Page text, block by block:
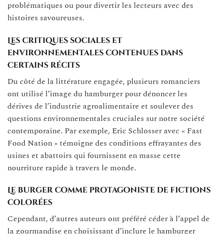
problématiques ou pour divertir les lecteurs avec des
histoires savoureuses.
Les critiques sociales et
environnementales contenues dans
certains récits
Du côté de la littérature engagée, plusieurs romanciers
ont utilisé l’image du hamburger pour dénoncer les
dérives de l’industrie agroalimentaire et soulever des
questions environnementales cruciales sur notre société
contemporaine. Par exemple, Eric Schlosser avec « Fast
Food Nation » témoigne des conditions effrayantes des
usines et abattoirs qui fournissent en masse cette
nourriture rapide à travers le monde.
Le burger comme protagoniste de fictions
colorées
Cependant, d’autres auteurs ont préféré céder à l’appel de
la gourmandise en choisissant d’inclure le hamburger